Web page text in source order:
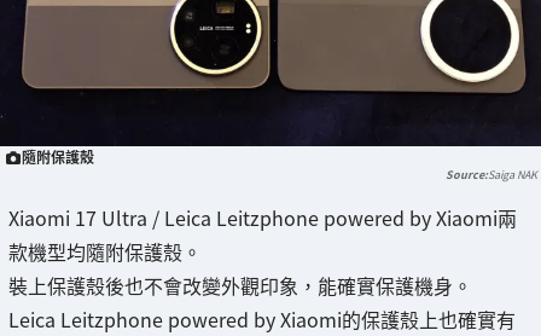
隨附保護殼
Saiga NAK
Xiaomi 17 Ultra / Leica Leitzphone powered by Xiaomi兩
款機型均隨附保護殼。
裝上保護殼後也不會改變外觀印象，能確實保護機身。
Leica Leitzphone powered by Xiaomi的保護殼上也確實有